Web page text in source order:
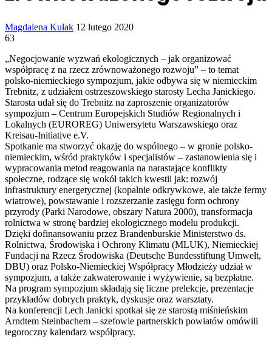
Magdalena Kułak Send
12 lutego 2020
63
„Negocjowanie wyzwań ekologicznych – jak organizować
współpracę z na rzecz zrównoważonego rozwoju” – to temat
polsko-niemieckiego sympozjum, jakie odbywa się w niemieckim
Trebnitz, z udziałem ostrzeszowskiego starosty Lecha Janickiego.
Starosta udał się do Trebnitz na zaproszenie organizatorów
sympozjum – Centrum Europejskich Studiów Regionalnych i
Lokalnych (EUROREG) Uniwersytetu Warszawskiego oraz
Kreisau-Initiative e.V.
Spotkanie ma stworzyć okazję do wspólnego – w gronie polsko-
niemieckim, wśród praktyków i specjalistów – zastanowienia się i
wypracowania metod reagowania na narastające konflikty
społeczne, rodzące się wokół takich kwestii jak: rozwój
infrastruktury energetycznej (kopalnie odkrywkowe, ale także fermy
wiatrowe), powstawanie i rozszerzanie zasięgu form ochrony
przyrody (Parki Narodowe, obszary Natura 2000), transformacja
rolnictwa w stronę bardziej ekologicznego modelu produkcji.
Dzięki dofinansowaniu przez Brandenburskie Ministerstwo ds.
Rolnictwa, Środowiska i Ochrony Klimatu (MLUK), Niemieckiej
Fundacji na Rzecz Środowiska (Deutsche Bundesstiftung Umwelt,
DBU) oraz Polsko-Niemieckiej Współpracy Młodzieży udział w
sympozjum, a także zakwaterowanie i wyżywienie, są bezpłatne.
Na program sympozjum składają się liczne prelekcje, prezentacje
przykładów dobrych praktyk, dyskusje oraz warsztaty.
Na konferencji Lech Janicki spotkał się ze starostą miśnieńskim
Arndtem Steinbachem – szefowie partnerskich powiatów omówili
tegoroczny kalendarz współpracy.